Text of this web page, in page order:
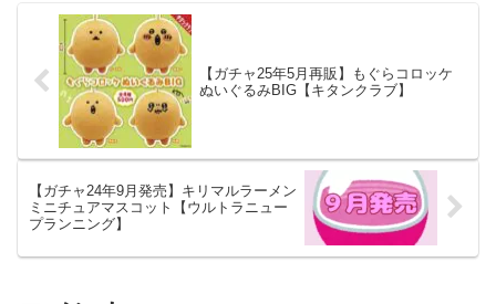
【ガチャ25年5月再販】もぐらコロッケ
ぬいぐるみBIG【キタンクラブ】
【ガチャ24年9月発売】キリマルラーメン
ミニチュアマスコット【ウルトラニュー
プランニング】